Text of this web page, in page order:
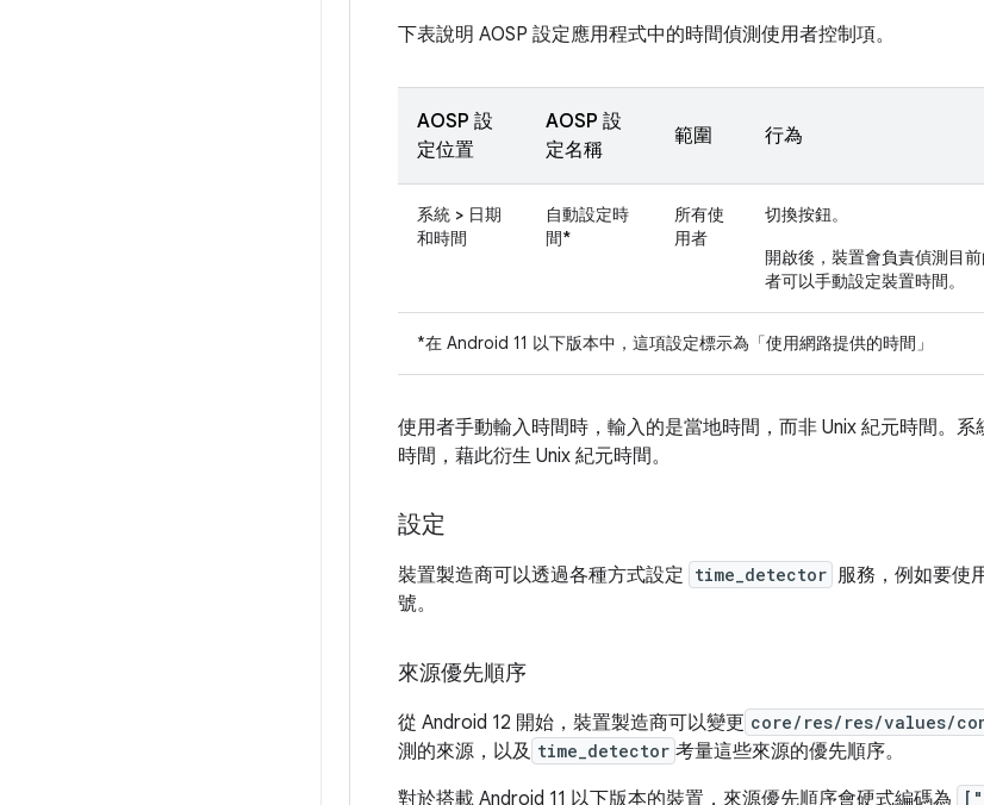
下表說明 AOSP 設定應用程式中的時間偵測使用者控制項。
*在 Android 11 以下版本中，這項設定標示為「使用網路提供的時間」
AOSP 設
定位置
AOSP 設
定名稱
範圍 行為
系統 > 日期
和時間
自動設定時
間*
所有使
用者
切換按鈕。
開啟後，裝置會負責偵測目
者可以手動設定裝置時間。
使用者手動輸入時間時，輸入的是當地時間，而非 Unix 紀元時間。
時間，藉此衍生 Unix 紀元時間。
設定
裝置製造商可以透過各種方式設定 time_detector 服務，例如要使
號。
來源優先順序
從 Android 12 開始，裝置製造商可以變更 core/res/res/values/
測的來源，以及 time_detector 考量這些來源的優先順序。
對於搭載 Android 11 以下版本的裝置，來源優先順序會硬式編碼為